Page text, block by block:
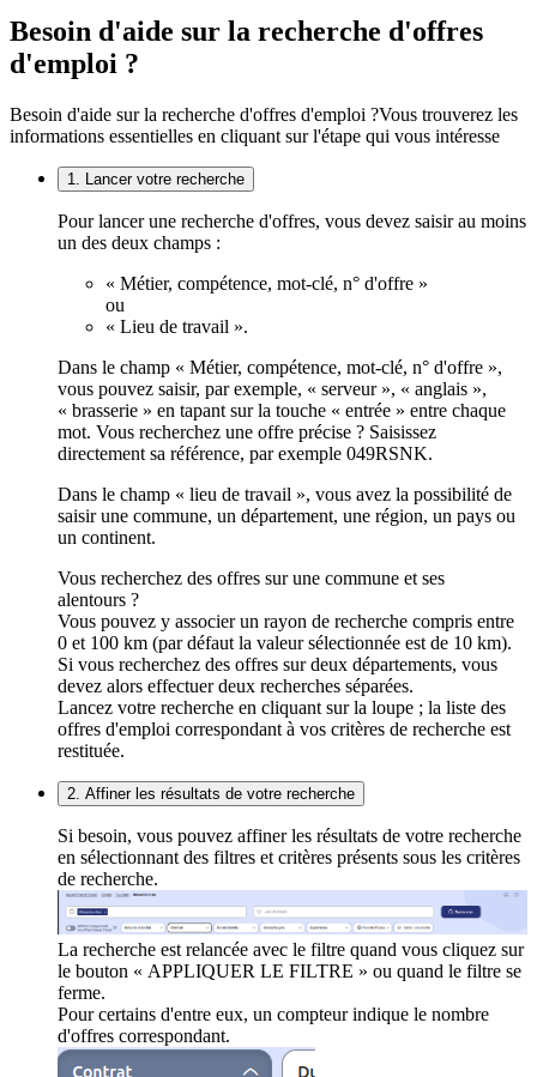
Besoin d'aide sur la recherche d'offres
d'emploi ?
Besoin d'aide sur la recherche d'offres d'emploi ?Vous trouverez les
informations essentielles en cliquant sur l'étape qui vous intéresse
1. Lancer votre recherche
Pour lancer une recherche d'offres, vous devez saisir au moins
un des deux champs :
« Métier, compétence, mot-clé, n° d'offre »
ou
« Lieu de travail ».
Dans le champ « Métier, compétence, mot-clé, n° d'offre »,
vous pouvez saisir, par exemple, « serveur », « anglais »,
« brasserie » en tapant sur la touche « entrée » entre chaque
mot. Vous recherchez une offre précise ? Saisissez
directement sa référence, par exemple 049RSNK.
Dans le champ « lieu de travail », vous avez la possibilité de
saisir une commune, un département, une région, un pays ou
un continent.
Vous recherchez des offres sur une commune et ses
alentours ?
Vous pouvez y associer un rayon de recherche compris entre
0 et 100 km (par défaut la valeur sélectionnée est de 10 km).
Si vous recherchez des offres sur deux départements, vous
devez alors effectuer deux recherches séparées.
Lancez votre recherche en cliquant sur la loupe ; la liste des
offres d'emploi correspondant à vos critères de recherche est
restituée.
2. Affiner les résultats de votre recherche
Si besoin, vous pouvez affiner les résultats de votre recherche
en sélectionnant des filtres et critères présents sous les critères
de recherche.
La recherche est relancée avec le filtre quand vous cliquez sur
le bouton « APPLIQUER LE FILTRE » ou quand le filtre se
ferme.
Pour certains d'entre eux, un compteur indique le nombre
d'offres correspondant.